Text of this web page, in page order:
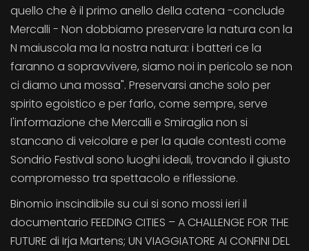
quello che è il primo anello della catena -conclude
Mercalli - Non dobbiamo preservare la natura con la
N maiuscola ma la nostra natura: i batteri ce la
faranno a sopravvivere, siamo noi in pericolo se non
ci diamo una mossa". Preservarsi anche solo per
spirito egoistico e per farlo, come sempre, serve
l'informazione che Mercalli e Smiraglia non si
stancano di veicolare e per la quale contesti come
Sondrio Festival sono luoghi ideali, trovando il giusto
compromesso tra spettacolo e riflessione.
Binomio inscindibile su cui si sono mossi ieri il
documentario FEEDING CITIES – A CHALLENGE FOR THE
FUTURE di Irja Martens; UN VIAGGIATORE AI CONFINI DEL